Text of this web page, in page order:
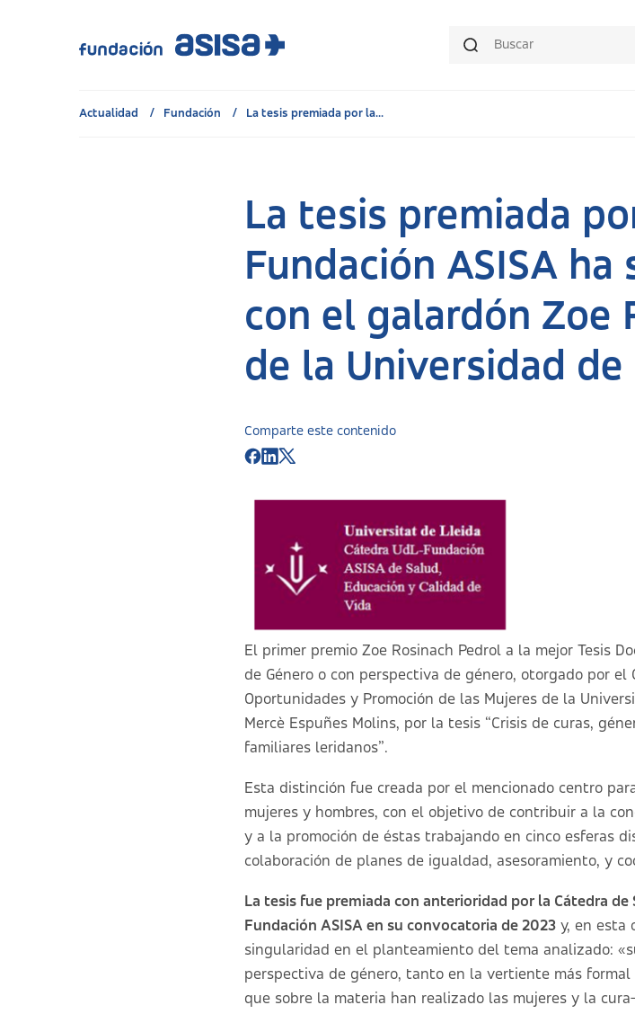
Actualidad Fundación La tesis premiada por la...
La tesis premiada
Fundación ASISA
con el galardón Zoe
de la Universidad de
Comparte este contenido
El primer premio Zoe Rosinach Pedrol a la mejor Tesis
de Género o con perspectiva de género, otorgado por
Oportunidades y Promoción de las Mujeres de la
Mercè Espuñes Molins, por la tesis “Crisis de curas,
familiares leridanos”.
Esta distinción fue creada por el mencionado centro
mujeres y hombres, con el objetivo de contribuir a la
y a la promoción de éstas trabajando en cinco esferas
colaboración de planes de igualdad, asesoramiento, y
La tesis fue premiada con anterioridad por la Cátedra de
Fundación ASISA en su convocatoria de 2023 y, en esta
singularidad en el planteamiento del tema analizado:
perspectiva de género, tanto en la vertiente más
que sobre la materia han realizado las mujeres y la